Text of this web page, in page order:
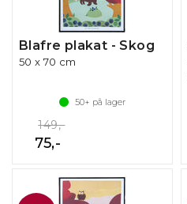
Blafre plakat - Skog
50 x 70 cm
50+ på lager
149,-
75,-